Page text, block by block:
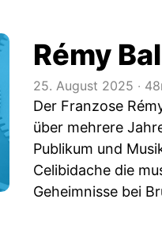
Rémy
25. August 2025 ‧
Der Franzose
über mehrere
Publikum und
Celibidache die
Geheimnisse bei